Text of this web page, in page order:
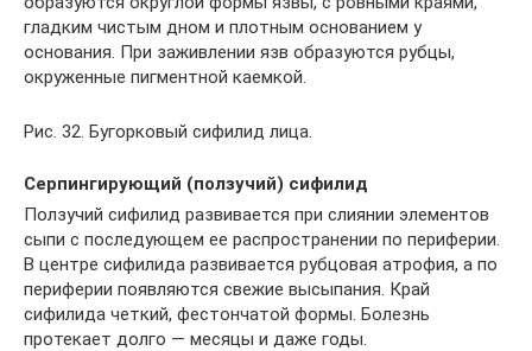
гладким чистым дном и плотным основанием у
основания. При заживлении язв образуются рубцы,
окруженные пигментной каемкой.
Рис. 32. Бугорковый сифилид лица.
Серпингирующий (ползучий) сифилид
Ползучий сифилид развивается при слиянии элементов
сыпи с последующем ее распространении по периферии.
В центре сифилида развивается рубцовая атрофия, а по
периферии появляются свежие высыпания. Край
сифилида четкий, фестончатой формы. Болезнь
протекает долго — месяцы и даже годы.